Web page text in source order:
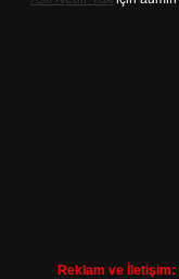
Reklam ve İletişim: